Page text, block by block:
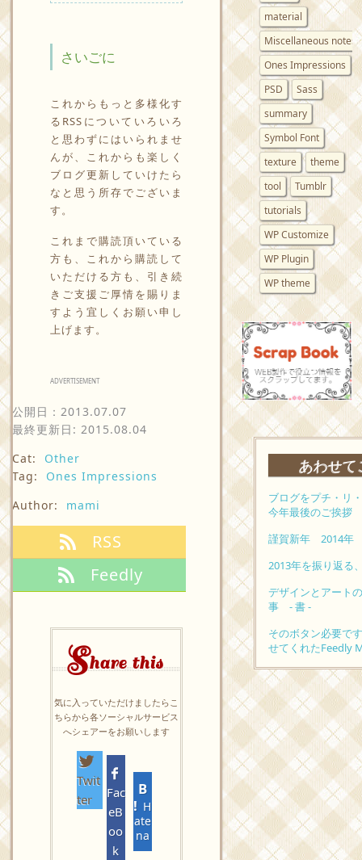
さいごに
これからもっと多様化す
るRSSについていろいろ
と思わずにはいられませ
んが、これからも楽しく
ブログ更新していけたら
なと思う所存でございま
す。
これまで購読頂いている
方も、これから購読して
いただける方も、引き続
きご支援ご厚情を賜りま
すよう宜しくお願い申し
上げます。
ADVERTISEMENT
公開日： 2013.07.07
最終更新日: 2015.08.04
Cat:
Other
Tag:
Ones Impressions
Author:
mami
RSS
Feedly
Share this
気に入っていただけましたらこ
ちらから各ソーシャルサービス
へシェアーをお願いします
Twit
ter
Fac
eB
oo
k
H
ate
na
material
Miscellaneous notes
Ones Impressions
PSD
Sass
summary
Symbol Font
texture
theme
tool
Tumblr
tutorials
WP Customize
WP Plugin
WP theme
あわせて
ブログをプチ・リ
今年最後のご挨拶
謹賀新年 2014年
2013年を振り返る
デザインとアート
事 - 書 -
そのボタン必要で
せてくれたFeedly